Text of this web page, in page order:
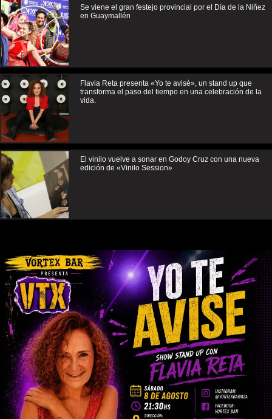
Se viene el gran festejo provincial por el Día de la Niñez
en Guaymallén
Flavia Reta presenta «Yo te avisé», un stand up que
transforma el paso del tiempo en una celebración de la
vida.
El vinilo vuelve a sonar en Godoy Cruz con una nueva
edición de «Vinilo Session»